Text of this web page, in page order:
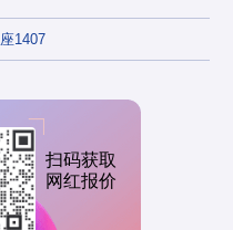
1407
扫码获取
网红报价